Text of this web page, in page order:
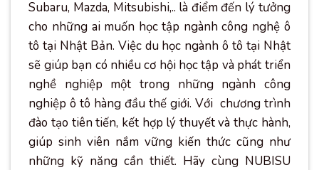
Subaru, Mazda, Mitsubishi,.. là điểm đến lý tưởng
cho những ai muốn học tập ngành công nghệ ô
tô tại Nhật Bản. Việc du học ngành ô tô tại Nhật
sẽ giúp bạn có nhiều cơ hội học tập và phát triển
nghề nghiệp một trong những ngành công
nghiệp ô tô hàng đầu thế giới. Với chương trình
đào tạo tiên tiến, kết hợp lý thuyết và thực hành,
giúp sinh viên nắm vững kiến thức cũng như
những kỹ năng cần thiết. Hãy cùng NUBISU